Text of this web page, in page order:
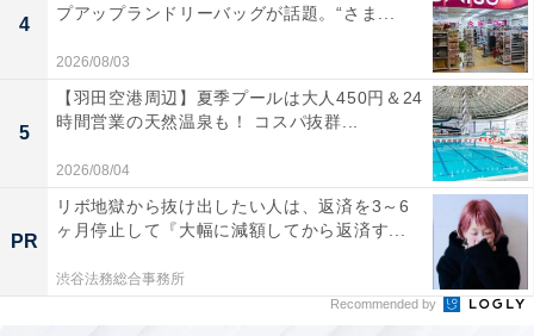
「はなの樹 RIVER TERRACE」の口コミは？
「はなの樹 RIVER TERRACE」には、以下のような口
4
プアップランドリーバッグが話題。“さま...
2026/08/03
5
【羽田空港周辺】夏季プールは大人450円＆24
時間営業の天然温泉も！ コスパ抜群...
2026/08/04
PR
リボ地獄から抜け出したい人は、返済を3～6
ヶ月停止して『大幅に減額してから返済す...
渋谷法務総合事務所
Recommended by